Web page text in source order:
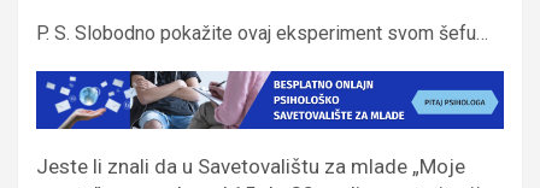
P. S. Slobodno pokažite ovaj eksperiment svom šefu…
Jeste li znali da u Savetovalištu za mlade „Moje